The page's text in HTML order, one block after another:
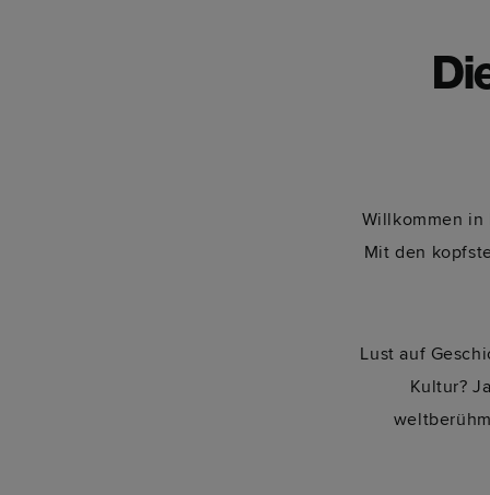
Willkommen in
Mit den
Lust auf
Kultur?